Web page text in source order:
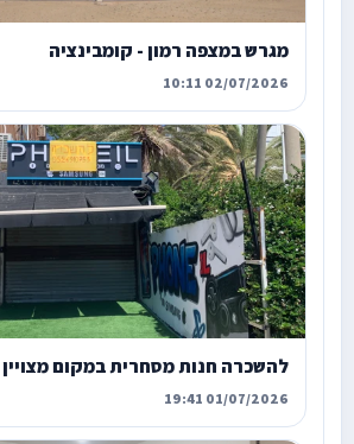
מגרש במצפה רמון - קומבינציה
02/07/2026 10:11
להשכרה חנות מסחרית במקום מצויין
01/07/2026 19:41